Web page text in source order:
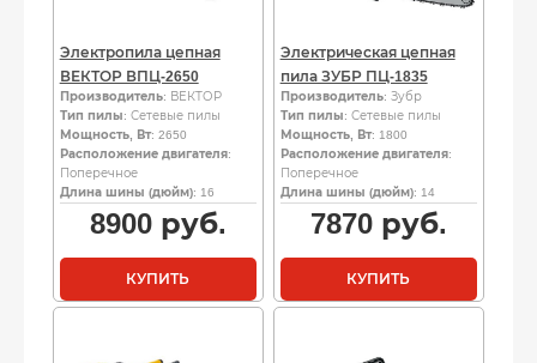
Электропила цепная
ВЕКТОР ВПЦ-2650
Производитель: ВЕКТОР
Тип пилы: Сетевые пилы
Мощность, Вт: 2650
Расположение двигателя:
Поперечное
Длина шины (дюйм): 16
8900руб.
КУПИТЬ
Электрическая цепная
пила ЗУБР ПЦ-1835
Производитель: Зубр
Тип пилы: Сетевые пилы
Мощность, Вт: 1800
Расположение двигателя:
Поперечное
Длина шины (дюйм): 14
7870руб.
КУПИТЬ